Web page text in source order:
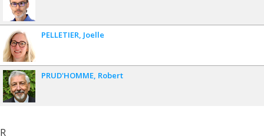
PELLETIER Joelle
PRUD'HOMME Robert
R